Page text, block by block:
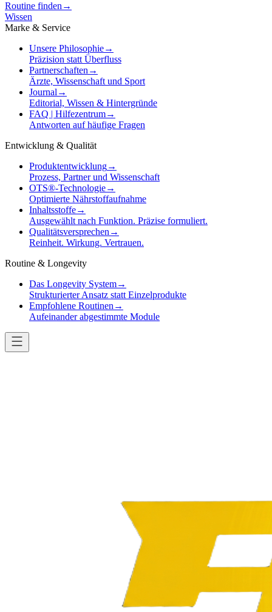
Routine finden→
Wissen
Marke & Service
Unsere Philosophie→
Präzision statt Überfluss
Partnerschaften→
Ärzte, Wissenschaft und Sport
Journal→
Editorial, Wissen & Hintergründe
FAQ | Hilfezentrum→
Antworten auf häufige Fragen
Entwicklung & Qualität
Produktentwicklung→
Prozess, Partner und Wissenschaft
OTS®-Technologie→
Optimierte Nährstoffaufnahme
Inhaltsstoffe→
Ausgewählt nach Funktion. Präzise formuliert.
Qualitätsversprechen→
Reinheit. Wirkung. Vertrauen.
Routine & Longevity
Das Longevity System→
Strukturierter Ansatz statt Einzelprodukte
Empfohlene Routinen→
Aufeinander abgestimmte Module